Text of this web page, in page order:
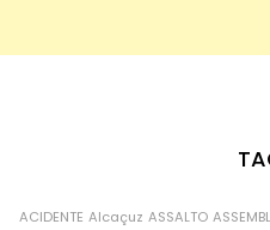
ACIDENTE Alcaçuz ASSALTO